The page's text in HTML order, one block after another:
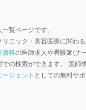
覧ページです。
ニック・美容医療に関わ
膚科の医師求人や看護師(ナ
の検索ができます。 医師求
ジェント としての無料サ